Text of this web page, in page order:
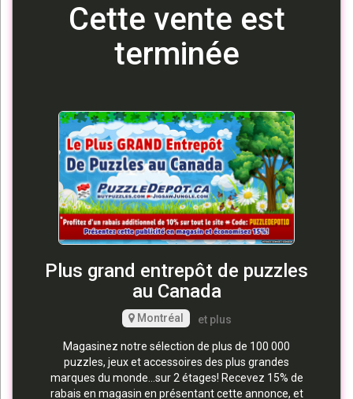
Cette vente est
terminée
Plus grand entrepôt de puzzles
au Canada
Montréal et plus
Magasinez notre sélection de plus de 100 000
puzzles, jeux et accessoires des plus grandes
marques du monde...sur 2 étages! Recevez 15% de
rabais en magasin en présentant cette annonce, et